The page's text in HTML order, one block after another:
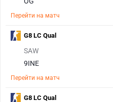
Перейти на матч
SAW
9INE
Перейти на матч
G8 LC Qual
G8 LC Qual